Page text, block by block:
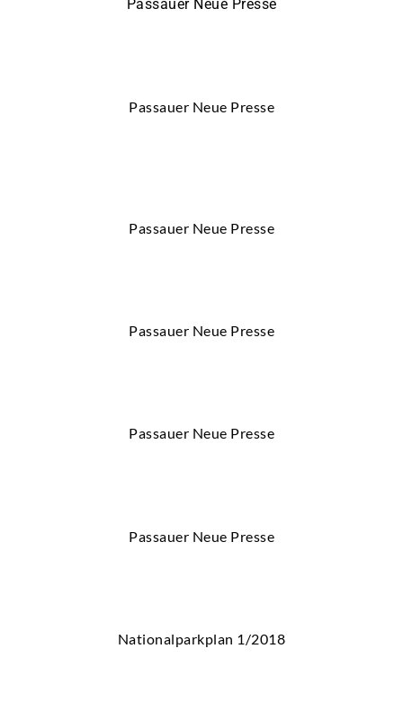
Passauer Neue Presse
Passauer Neue Presse
Passauer Neue Presse
Passauer Neue Presse
Passauer Neue Presse
Passauer Neue Presse
Nationalparkplan 1/2018